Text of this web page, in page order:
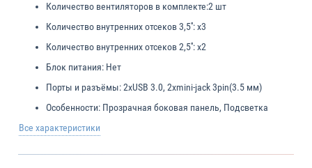
Количество вентиляторов в комплекте:2 шт
Количество внутренних отсеков 3,5'':x3
Количество внутренних отсеков 2,5'':x2
Блок питания: Нет
Порты и разъёмы:2xUSB 3.0, 2xmini-jack 3pin(3.5 мм)
Особенности: Прозрачная боковая панель, Подсветка
Все характеристики